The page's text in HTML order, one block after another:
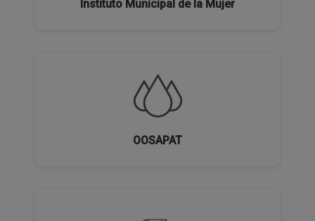
Instituto Municipal de la Mujer
OOSAPAT